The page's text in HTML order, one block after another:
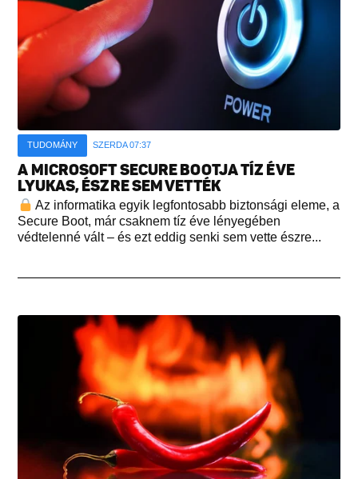
TUDOMÁNY SZERDA 07:37
A MICROSOFT SECURE BOOTJA TÍZ ÉVE
LYUKAS, ÉSZRE SEM VETTÉK
Az informatika egyik legfontosabb biztonsági eleme, a
Secure Boot, már csaknem tíz éve lényegében
védtelenné vált – és ezt eddig senki sem vette észre...